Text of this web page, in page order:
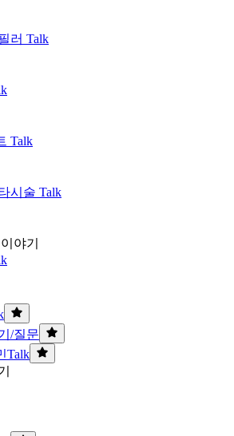
러 Talk
Talk
시술 Talk
야기
/질문
Talk